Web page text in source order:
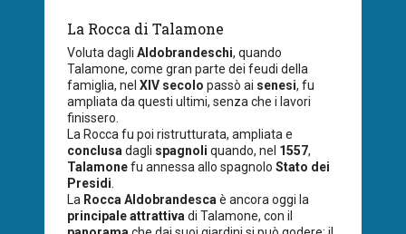
La Rocca di Talamone
Voluta dagli Aldobrandeschi, quando
Talamone, come gran parte dei feudi della
famiglia, nel XIV secolo passò ai senesi, fu
ampliata da questi ultimi, senza che i lavori
finissero.
La Rocca fu poi ristrutturata, ampliata e
conclusa dagli spagnoli quando, nel 1557,
Talamonefu annessa allo spagnolo Stato dei
Presidi
La Rocca Aldobrandesca è ancora oggi la
principale attrattiva di Talamone, con il